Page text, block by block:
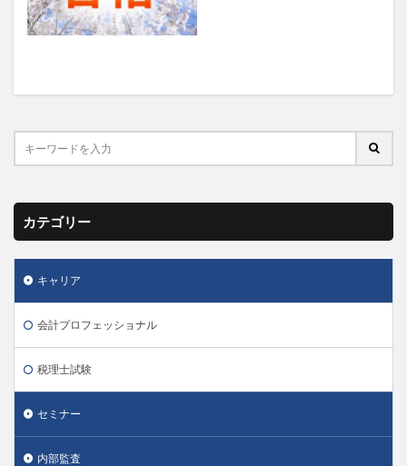
カテゴリー
キャリア
会計プロフェッショナル
税理士試験
セミナー
内部監査